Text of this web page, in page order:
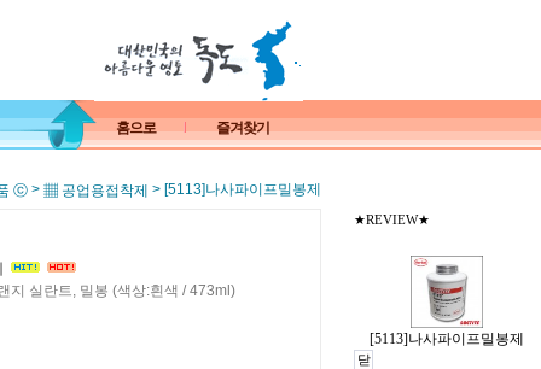
★REVIEW★
[5113]나사파이프밀봉제
닫
홈으로 즐겨찾기
ⓒ > ▦ 공업용접착제 > [5113]나사파이프밀봉제
지 실란트, 밀봉 (색상:흰색 / 473ml)